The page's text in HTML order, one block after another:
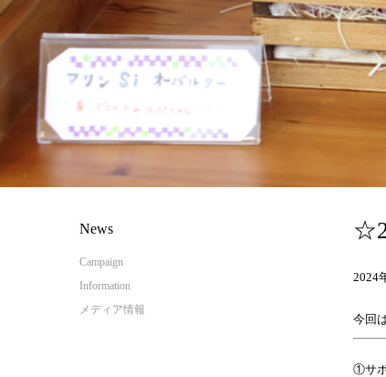
2024
今回
①サ
News
Campaign
Information
メディア情報